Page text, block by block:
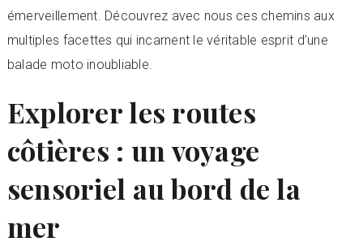
émerveillement. Découvrez avec nous ces chemins aux
multiples facettes qui incarnent le véritable esprit d’une
balade moto inoubliable.
Explorer les routes
côtières : un voyage
sensoriel au bord de la
mer